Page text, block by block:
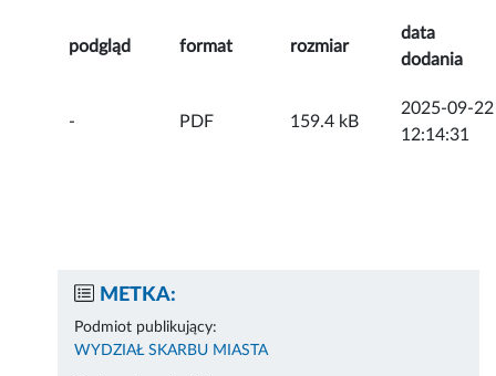
podgląd format rozmiar
data
dodania
- PDF 159.4 kB
2025-09-22
12:14:31
METKA:
Podmiot publikujący:
WYDZIAŁ SKARBU MIASTA